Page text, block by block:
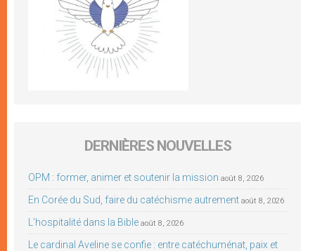
DERNIÈRES NOUVELLES
OPM : former, animer et soutenir la mission août 8, 2026
En Corée du Sud, faire du catéchisme autrement août 8, 2026
L’hospitalité dans la Bible août 8, 2026
Le cardinal Aveline se confie : entre catéchuménat, paix et